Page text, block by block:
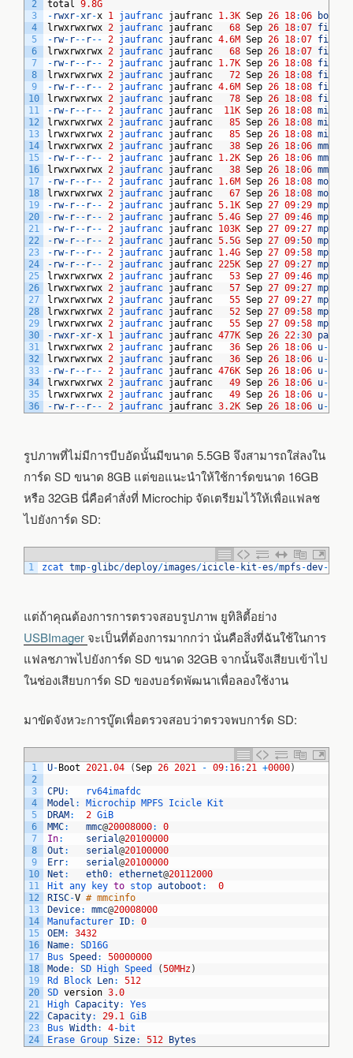
2
3
4
5
6
7
8
9
10
11
12
13
14
15
16
17
18
19
20
21
22
23
24
25
26
27
28
29
30
31
32
33
34
35
36
total
9.8G
- rwxr-xr-x 1 jaufranc jaufranc 1.3K Sep 26 18:06 boot
lrwxrwxrwx 2 jaufranc jaufranc 68 Sep 26 18:07
- rw- r-- r-- 2 jaufranc jaufranc 4.6M Sep 26 18:07
lrwxrwxrwx 2 jaufranc jaufranc 68 Sep 26 18:07
- rw- r-- r-- 2 jaufranc jaufranc 1.7K Sep 26 18:08
lrwxrwxrwx 2 jaufranc jaufranc 72 Sep 26 18:08
- rw- r-- r-- 2 jaufranc jaufranc 4.6M Sep 26 18:08
lrwxrwxrwx 2 jaufranc jaufranc 78 Sep 26 18:08
- rw- r-- r-- 2 jaufranc jaufranc 11K Sep 26 18:08
lrwxrwxrwx 2 jaufranc jaufranc 85 Sep 26 18:08
lrwxrwxrwx 2 jaufranc jaufranc 85 Sep 26 18:08
lrwxrwxrwx 2 jaufranc jaufranc 38 Sep 26 18:06 mmc
- rw- r-- r-- 2 jaufranc jaufranc 1.2K Sep 26 18:06 mmc
lrwxrwxrwx 2 jaufranc jaufranc 38 Sep 26 18:06 mmc
- rw- r-- r-- 2 jaufranc jaufranc 1.6M Sep 26 18:08
lrwxrwxrwx 2 jaufranc jaufranc 67 Sep 26 18:08
- rw- r-- r-- 2 jaufranc jaufranc 5.1K Sep 27 09: 29 mpfs
- rw- r-- r-- 2 jaufranc jaufranc 5.4G Sep 27 09:46 mpfs
- rw- r-- r-- 2 jaufranc jaufranc 103K Sep 27 09: 27 mpfs
- rw- r-- r-- 2 jaufranc jaufranc 5.5G Sep 27 09:50 mpfs
- rw- r-- r-- 2 jaufranc jaufranc 1.4G Sep 27 09:58 mpfs
- rw- r-- r-- 2 jaufranc jaufranc 225K Sep 27 09: 27 mpfs
lrwxrwxrwx 2 jaufranc jaufranc 53 Sep 27 09:46 mpfs
lrwxrwxrwx 2 jaufranc jaufranc 57 Sep 27 09: 27 mpfs
lrwxrwxrwx 2 jaufranc jaufranc 55 Sep 27 09: 27 mpfs
lrwxrwxrwx 2 jaufranc jaufranc 52 Sep 27 09:58 mpfs
lrwxrwxrwx 2 jaufranc jaufranc 55 Sep 27 09:58 mpfs
- rwxr-xr-x 1 jaufranc jaufranc 477K Sep 26 22:30
lrwxrwxrwx 2 jaufranc jaufranc 36 Sep 26 18:06 u-
lrwxrwxrwx 2 jaufranc jaufranc 36 Sep 26 18:06 u-
- rw- r-- r-- 2 jaufranc jaufranc 476K Sep 26 18:06 u-
lrwxrwxrwx 2 jaufranc jaufranc 49 Sep 26 18:06 u-
lrwxrwxrwx 2 jaufranc jaufranc 49 Sep 26 18:06 u-
- rw- r-- r-- 2 jaufranc jaufranc 3.2K Sep 26 18:06 u-
รูปภาพที่ไม่มีการบีบอัดนั้นมีขนาด 5.5GB จึงสามารถใส่ลงใน
การ์ด SD ขนาด 8GB แต่ขอแนะนำให้ใช้การ์ดขนาด 16GB
หรือ 32GB นี่คือคำสั่งที่ Microchip จัดเตรียมไว้ให้เพื่อแฟลช
ไปยังการ์ด SD:
1 zcat tmp-glibc/deploy/images/icicle- kit -es/mpfs -dev-
แต่ถ้าคุณต้องการการตรวจสอบรูปภาพ ยูทิลิตี้อย่าง
USBImager จะเป็นที่ต้องการมากกว่า นั่นคือสิ่งที่ฉันใช้ในการ
แฟลชภาพไปยังการ์ด SD ขนาด 32GB จากนั้นจึงเสียบเข้าไป
ในช่องเสียบการ์ด SD ของบอร์ดพัฒนาเพื่อลองใช้งาน
มาขัดจังหวะการบู๊ตเพื่อตรวจสอบว่าตรวจพบการ์ด SD:
1
2
3
4
5
6
7
8
9
10
11
12
13
14
15
16
17
18
19
20
21
22
23
24
U- Boot 2021.04 (Sep 26 2021 - 09: 16:21 +0000)
CPU:
rv64imafdc
Model : Microchip MPFS Icicle
Kit
DRAM : 2 GiB
MMC: mmc@20008000:
0
In: serial@20100000
Out : serial@20100000
Err: serial@20100000
Net : eth0: ethernet@20112000
Hit any key to stop autoboot :
0
RISC-V # mmcinfo
Device: mmc@20008000
Manufacturer ID:
0
OEM :
3432
Name:
SD16G
Bus Speed :
50000000
Mode: SD High Speed (50MHz)
Rd
Block Len:
512
SD version 3.0
High Capacity:
Yes
Capacity: 29.1 GiB
Bus Width: 4- bit
Erase Group Size: 512 Bytes